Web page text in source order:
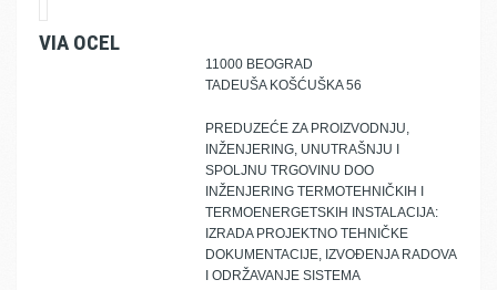
VIA OCEL
11000 BEOGRAD
TADEUŠA KOŠĆUŠKA 56
PREDUZEĆE ZA PROIZVODNJU,
INŽENJERING, UNUTRAŠNJU I
SPOLJNU TRGOVINU DOO
INŽENJERING TERMOTEHNIČKIH I
TERMOENERGETSKIH INSTALACIJA:
IZRADA PROJEKTNO TEHNIČKE
DOKUMENTACIJE, IZVOĐENJA RADOVA
I ODRŽAVANJE SISTEMA